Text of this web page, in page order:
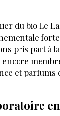
du bio Le